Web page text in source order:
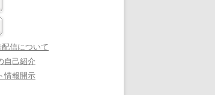
信について
自己紹介
情報開示